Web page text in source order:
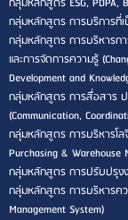
กลุ่มหลักสูตร การบริการที่เ
กลุ่มหลักสูตร การบริหาร
และการจัดการความรู้
Development and
กลุ่มหลักสูตร การสื่อสาร ป
(Communication,
กลุ่มหลักสูตร การบริหารโ
Purchasing & Warehouse
กลุ่มหลักสูตร การปรับปรุงง
กลุ่มหลักสูตร การบริหารค
Management System)